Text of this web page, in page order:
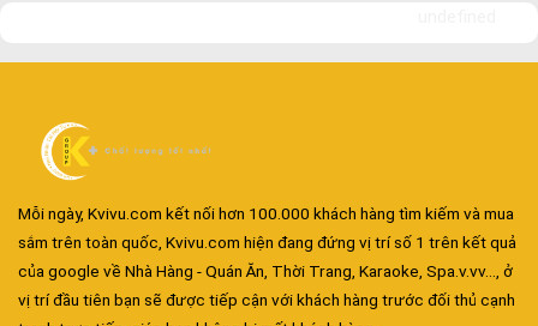
Mỗi ngày, Kvivu.com kết nối hơn 100.000 khách hàng tìm kiếm và mua
sắm trên toàn quốc, Kvivu.com hiện đang đứng vị trí số 1 trên kết quả
của google về Nhà Hàng - Quán Ăn, Thời Trang, Karaoke, Spa.v.vv..., ở
vị trí đầu tiên bạn sẽ được tiếp cận với khách hàng trước đối thủ cạnh